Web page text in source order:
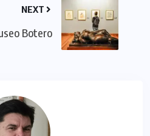
NEXT
Botero